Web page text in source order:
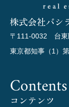
株式会社バシ
〒111-0032 台東
東京都知事（1）
Contents
コンテンツ